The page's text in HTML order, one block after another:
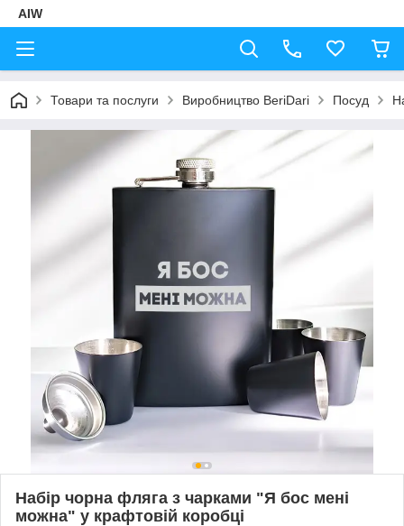
AIW
Товари та послуги Виробництво BeriDari Посуд
Набір чорна фляга з чарками "Я бос мені
можна" у крафтовій коробці